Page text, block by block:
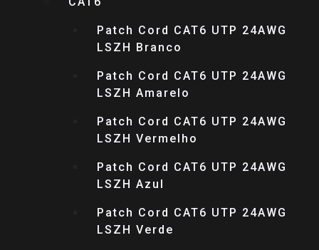
Patch Cord CAT6 UTP 24AWG
LSZH Branco
Patch Cord CAT6 UTP 24AWG
LSZH Amarelo
Patch Cord CAT6 UTP 24AWG
LSZH Vermelho
Patch Cord CAT6 UTP 24AWG
LSZH Azul
Patch Cord CAT6 UTP 24AWG
LSZH Verde